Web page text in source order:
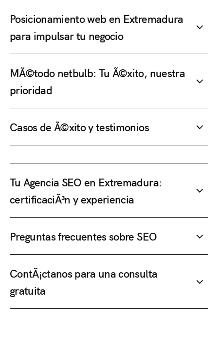
Posicionamiento web en Extremadura
para impulsar tu negocio
MÃ©todo netbulb: Tu Ã©xito, nuestra
prioridad
Casos de Ã©xito y testimonios
Tu Agencia SEO en Extremadura:
certificaciÃ³n y experiencia
Preguntas frecuentes sobre SEO
ContÃ¡ctanos para una consulta
gratuita